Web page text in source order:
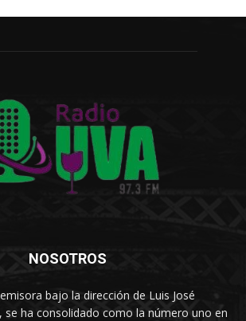
NOSOTROS
bajo la dirección de Luis José
se ha consolidado como la número uno en